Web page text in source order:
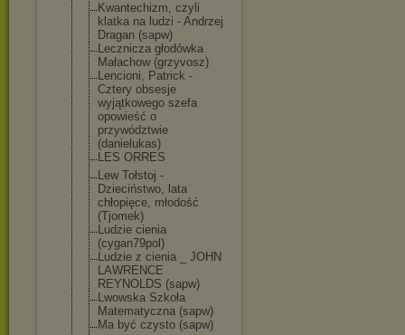
Kwantechizm, czyli
klatka na ludzi - Andrzej
Dragan (sapw)
Lecznicza głodówka
Małachow (grzyvosz)
Lencioni, Patrick -
Cztery obsesje
wyjątkowego szefa
opowieść o
przywództwie
(danielukas)
LES ORRES
Lew Tołstoj -
Dzieciństwo, lata
chłopięce, młodość
(Tjomek)
Ludzie cienia
(cygan79pol)
Ludzie z cienia _ JOHN
LAWRENCE
REYNOLDS (sapw)
Lwowska Szkoła
Matematyczna (sapw)
Ma być czysto (sapw)